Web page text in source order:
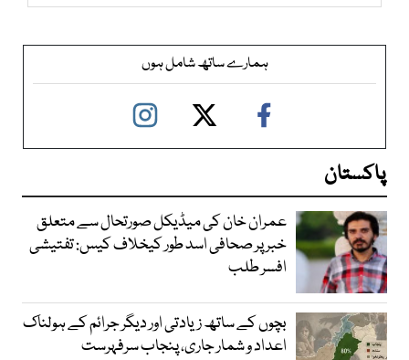
ہمارے ساتھ شامل ہوں
پاکستان
عمران خان کی میڈیکل صورتحال سے متعلق
خبر پر صحافی اسد طور کیخلاف کیس: تفتیشی
افسر طلب
بچوں کے ساتھ زیادتی اور دیگر جرائم کے ہولناک
اعداد و شمار جاری، پنجاب سرفہرست